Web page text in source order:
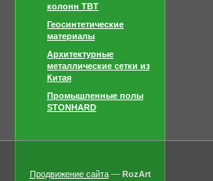
колонн TBT
Геосинтетические
материалы
Архитектурные
металлические сетки из
Китая
Промышленные полы
STONHARD
Продвижение сайта— RozArt